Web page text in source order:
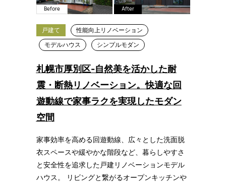
Before After
戸建て
性能向上リノベーション
モデルハウス
シンプルモダン
札幌市厚別区-自然美を活かした耐
震・断熱リノベーション。快適な回
遊動線で家事ラクを実現したモダン
空間
家事効率を高める回遊動線、広々とした洗面脱
衣スペースや緩やかな階段など、暮らしやすさ
と安全性を追求した戸建リノベーションモデル
ハウス。 リビングと繋がるオープンキッチンや